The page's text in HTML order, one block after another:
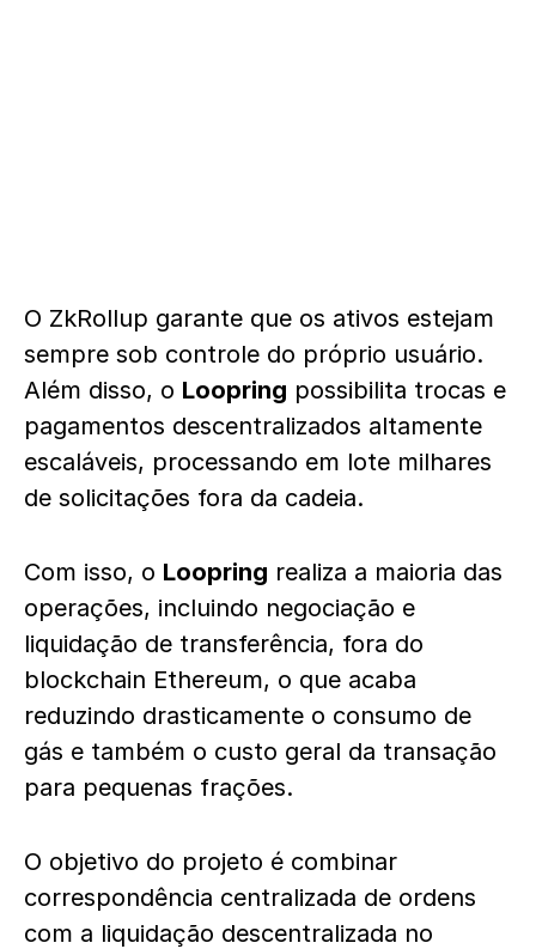
O ZkRollup garante que os ativos estejam
sempre sob controle do próprio usuário.
Além disso, o Loopring possibilita trocas e
pagamentos descentralizados altamente
escaláveis, processando em lote milhares
de solicitações fora da cadeia.
Com isso, o Loopring realiza a maioria das
operações, incluindo negociação e
liquidação de transferência, fora do
blockchain Ethereum, o que acaba
reduzindo drasticamente o consumo de
gás e também o custo geral da transação
para pequenas frações.
O objetivo do projeto é combinar
correspondência centralizada de ordens
com a liquidação descentralizada no